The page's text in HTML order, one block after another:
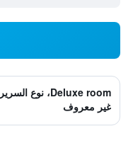
Deluxe room، نوع السرير
غير معروف